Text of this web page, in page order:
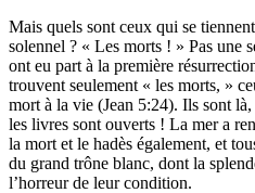
Mais quels sont ceux qui se
solennel ? « Les morts ! » Pas une
ont eu part à la première
trouvent seulement « les morts, »
mort à la vie (Jean 5:24). Ils sont
les livres sont ouverts ! La mer a
la mort et le hadès également, et
du grand trône blanc, dont la
l’horreur de leur condition.